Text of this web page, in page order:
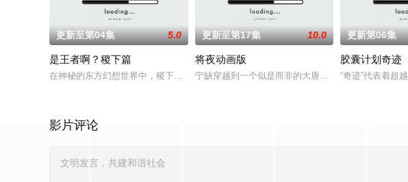
更新至第04集 5.0
是王者啊？稷下篇
在神秘的东方幻想世界中，稷下学院作为王者大陆的最高学府，吸引着众多的求学者。在这
更新至第17集 10.0
将夜动画版
宁缺穿越到一个似是而非的大唐世界，却发现此处为
更新第06集
胶囊计划奇迹
“奇迹”代表着超
影片评论